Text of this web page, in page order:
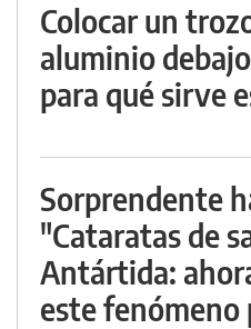
Colocar un
aluminio
para qué sirve
Sorprendente
"Cataratas de
Antártida:
este